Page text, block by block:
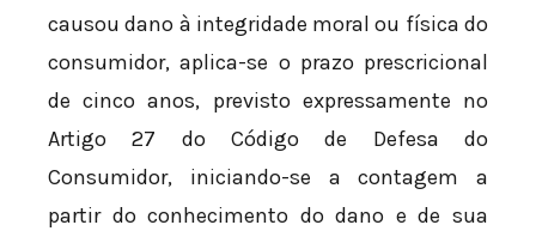
causou dano à integridade moral ou física do
consumidor, aplica-se o prazo prescricional
de cinco anos, previsto expressamente no
Artigo 27 do Código de Defesa do
Consumidor, iniciando-se a contagem a
partir do conhecimento do dano e de sua